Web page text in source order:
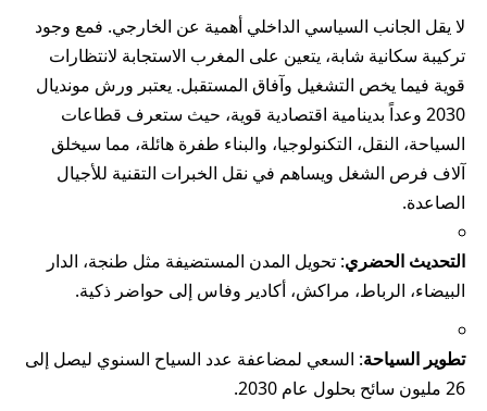
لا يقل الجانب السياسي الداخلي أهمية عن الخارجي. فمع وجود
تركيبة سكانية شابة، يتعين على المغرب الاستجابة لانتظارات
قوية فيما يخص التشغيل وآفاق المستقبل. يعتبر ورش مونديال
2030 وعداً بدينامية اقتصادية قوية، حيث ستعرف قطاعات
السياحة، النقل، التكنولوجيا، والبناء طفرة هائلة، مما سيخلق
آلاف فرص الشغل ويساهم في نقل الخبرات التقنية للأجيال
الصاعدة.
التحديث الحضري: تحويل المدن المستضيفة مثل طنجة، الدار
البيضاء، الرباط، مراكش، أكادير وفاس إلى حواضر ذكية.
تطوير السياحة: السعي لمضاعفة عدد السياح السنوي ليصل إلى
26 مليون سائح بحلول عام 2030.